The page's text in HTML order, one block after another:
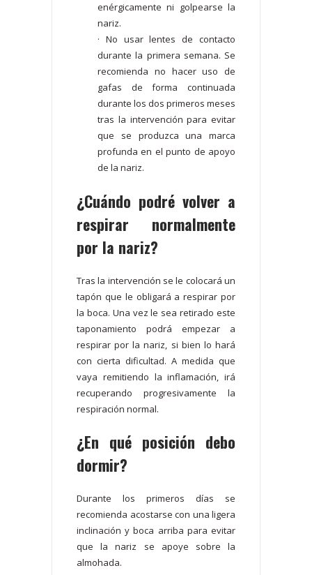
enérgicamente ni golpearse la
nariz.
· No usar lentes de contacto
durante la primera semana. Se
recomienda no hacer uso de
gafas de forma continuada
durante los dos primeros meses
tras la intervención para evitar
que se produzca una marca
profunda en el punto de apoyo
de la nariz.
¿Cuándo podré volver a
respirar normalmente
por la nariz?
Tras la intervención se le colocará un
tapón que le obligará a respirar por
la boca. Una vez le sea retirado este
taponamiento podrá empezar a
respirar por la nariz, si bien lo hará
con cierta dificultad. A medida que
vaya remitiendo la inflamación, irá
recuperando progresivamente la
respiración normal.
¿En qué posición debo
dormir?
Durante los primeros días se
recomienda acostarse con una ligera
inclinación y boca arriba para evitar
que la nariz se apoye sobre la
almohada.